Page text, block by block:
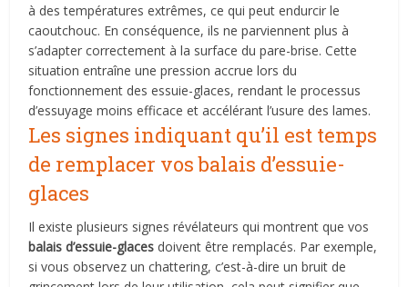
à des températures extrêmes, ce qui peut endurcir le
caoutchouc. En conséquence, ils ne parviennent plus à
s’adapter correctement à la surface du pare-brise. Cette
situation entraîne une pression accrue lors du
fonctionnement des essuie-glaces, rendant le processus
d’essuyage moins efficace et accélérant l’usure des lames.
Les signes indiquant qu’il est temps
de remplacer vos balais d’essuie-
glaces
Il existe plusieurs signes révélateurs qui montrent que vos
balais d’essuie-glaces doivent être remplacés. Par exemple,
si vous observez un chattering, c’est-à-dire un bruit de